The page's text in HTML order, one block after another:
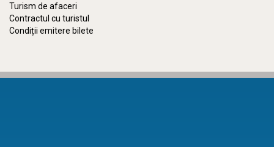
Turism de afaceri
Contractul cu turistul
Condiții emitere bilete